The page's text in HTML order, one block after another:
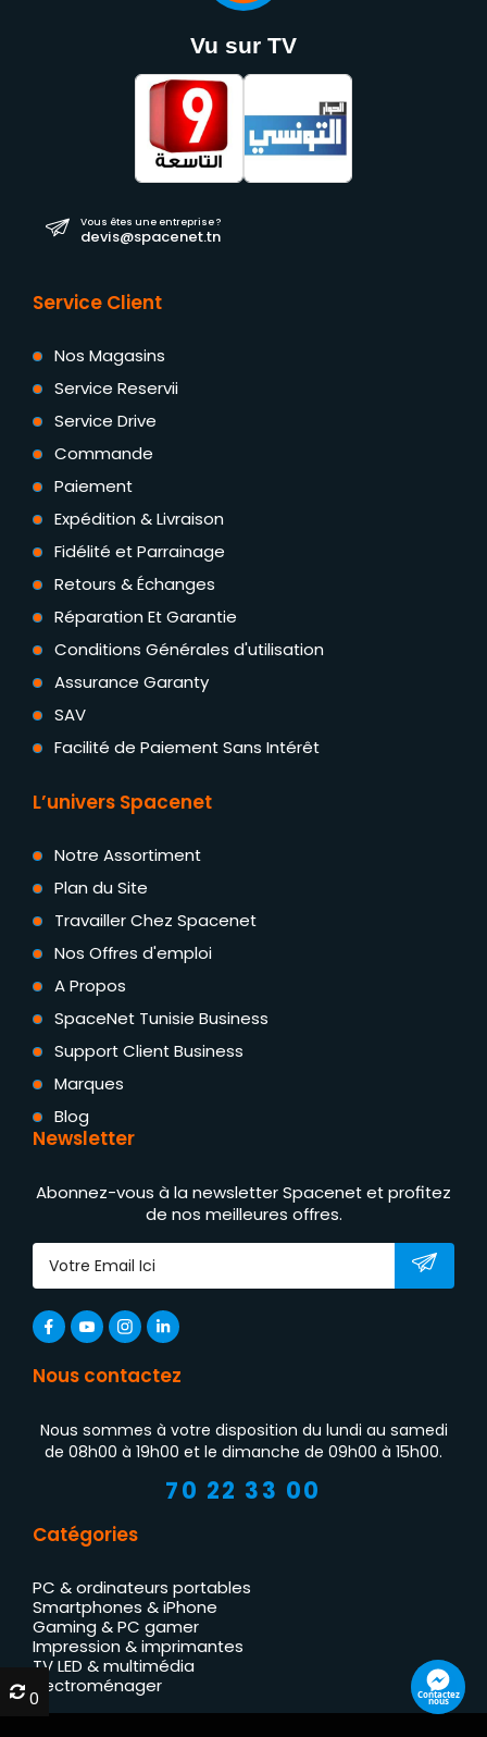
Vu sur TV
Vous êtes une entreprise ?
devis@spacenet.tn
Service Client
Nos Magasins
Service Reservii
Service Drive
Commande
Paiement
Expédition & Livraison
Fidélité et Parrainage
Retours & Échanges
Réparation Et Garantie
Conditions Générales d'utilisation
Assurance Garanty
SAV
Facilité de Paiement Sans Intérêt
L’univers Spacenet
Notre Assortiment
Plan du Site
Travailler Chez Spacenet
Nos Offres d'emploi
A Propos
SpaceNet Tunisie Business
Support Client Business
Marques
Blog
Newsletter
Abonnez-vous à la newsletter Spacenet et profitez
de nos meilleures offres.
Nous contactez
Nous sommes à votre disposition du lundi au samedi
de 08h00 à 19h00 et le dimanche de 09h00 à 15h00.
70 22 33 00
Catégories
PC & ordinateurs portables
Smartphones & iPhone
Gaming & PC gamer
Impression & imprimantes
TV LED & multimédia
Électroménager
Contactez
nous
0
0